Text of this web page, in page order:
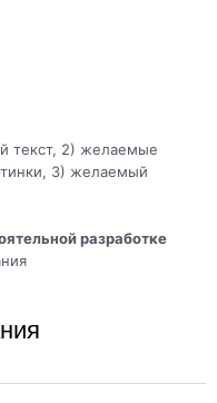
текст, 2) желаемые
3) желаемый
разработке